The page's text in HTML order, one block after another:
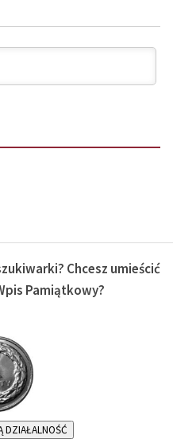
Chcesz umieścić
Pamiątkowy?
DZIAŁALNOŚĆ